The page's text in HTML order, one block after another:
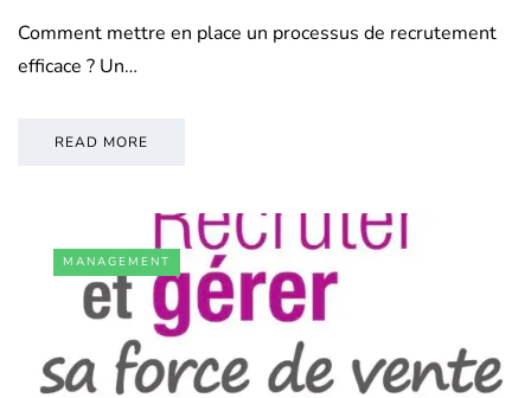
Comment mettre en place un processus de recrutement
efficace ? Un…
READ MORE
MANAGEMENT